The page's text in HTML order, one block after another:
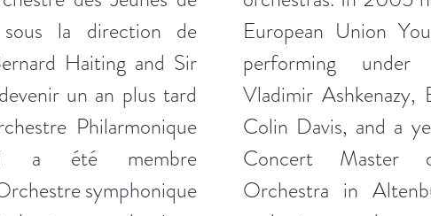
sous la direction de
Haiting and Sir
un an plus tard
Philarmonique
Il a été membre
symphonique
European Union
performing under
Vladimir
Colin Davis, and a
Concert Master
Orchestra in